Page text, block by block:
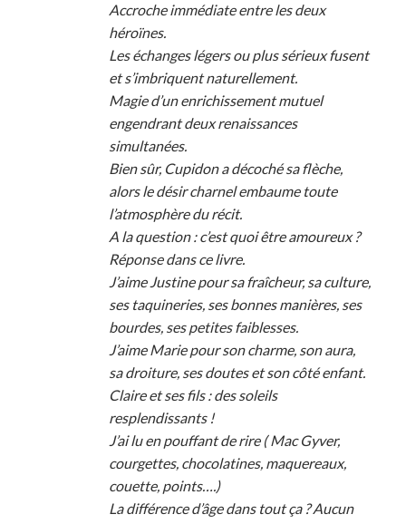
Accroche immédiate entre les deux
héroïnes.
Les échanges légers ou plus sérieux fusent
et s’imbriquent naturellement.
Magie d’un enrichissement mutuel
engendrant deux renaissances
simultanées.
Bien sûr, Cupidon a décoché sa flèche,
alors le désir charnel embaume toute
l’atmosphère du récit.
A la question : c’est quoi être amoureux ?
Réponse dans ce livre.
J’aime Justine pour sa fraîcheur, sa culture,
ses taquineries, ses bonnes manières, ses
bourdes, ses petites faiblesses.
J’aime Marie pour son charme, son aura,
sa droiture, ses doutes et son côté enfant.
Claire et ses fils : des soleils
resplendissants !
J’ai lu en pouffant de rire ( Mac Gyver,
courgettes, chocolatines, maquereaux,
couette, points….)
La différence d’âge dans tout ça ? Aucun